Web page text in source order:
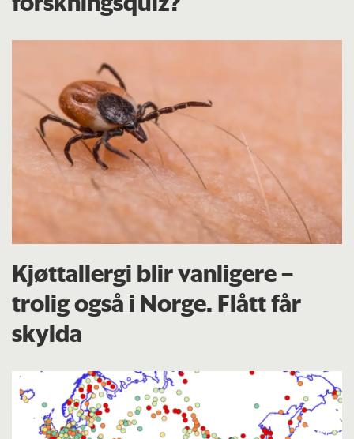
Kjøttallergi blir vanligere –
trolig også i Norge. Flått får
skylda